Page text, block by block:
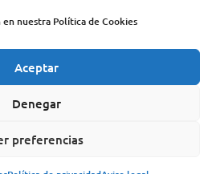
nuestra Política de Cookies
Aceptar
Denegar
preferencias
CANAL ÉTICO
ACTUALIDAD
DE PRIVACIDAD